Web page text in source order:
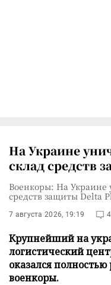
На Украине
склад средств
Военкоры: На
средств защиты Delta
7 августа 2026, 19:19 4
Крупнейший на
логистический
оказался
военкоры.